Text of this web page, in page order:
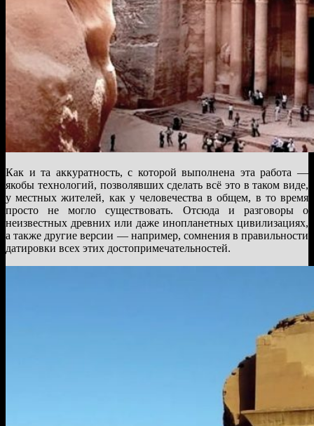
Как и та аккуратность, с которой выполнена эта работа —
якобы технологий, позволявших сделать всё это в таком виде,
у местных жителей, как у человечества в общем, в то время
просто не могло существовать. Отсюда и разговоры о
неизвестных древних или даже инопланетных цивилизациях,
а также другие версии — например, сомнения в правильности
датировки всех этих достопримечательностей.